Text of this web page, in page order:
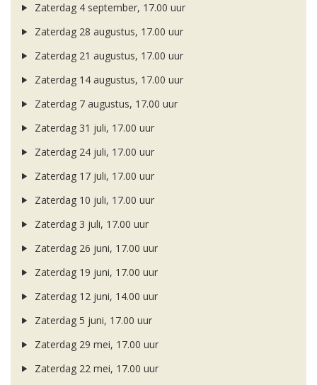
Zaterdag 4 september, 17.00 uur
Zaterdag 28 augustus, 17.00 uur
Zaterdag 21 augustus, 17.00 uur
Zaterdag 14 augustus, 17.00 uur
Zaterdag 7 augustus, 17.00 uur
Zaterdag 31 juli, 17.00 uur
Zaterdag 24 juli, 17.00 uur
Zaterdag 17 juli, 17.00 uur
Zaterdag 10 juli, 17.00 uur
Zaterdag 3 juli, 17.00 uur
Zaterdag 26 juni, 17.00 uur
Zaterdag 19 juni, 17.00 uur
Zaterdag 12 juni, 14.00 uur
Zaterdag 5 juni, 17.00 uur
Zaterdag 29 mei, 17.00 uur
Zaterdag 22 mei, 17.00 uur